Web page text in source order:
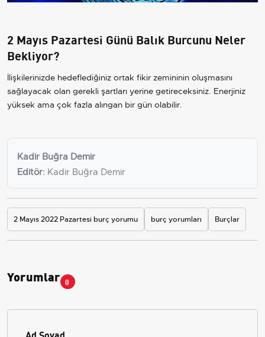
2 Mayıs Pazartesi Günü Balık Burcunu Neler
Bekliyor?
İlişkilerinizde hedeflediğiniz ortak fikir zemininin oluşmasını
sağlayacak olan gerekli şartları yerine getireceksiniz. Enerjiniz
yüksek ama çok fazla alıngan bir gün olabilir.
Kadir Buğra Demir
Editör: Kadir Buğra Demir
2 Mayıs 2022 Pazartesi burç yorumu burç yorumları Burçlar
Yorumlar 0
Ad Soyad